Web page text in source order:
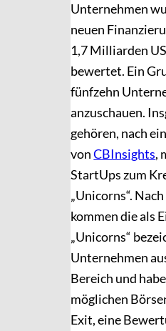
Unternehmen
neuen
1,7 Milliarden
bewertet. Ein
fünfzehn
anzuschauen.
gehören, nach
vonCBInsights,
StartUps zum
„Unicorns“.
kommen die als
„Unicorns“
Unternehmen
Bereich und
möglichen
Exit, eine